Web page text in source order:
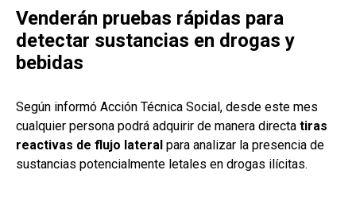
Venderán pruebas rápidas para
detectar sustancias en drogas y
bebidas
Según informó Acción Técnica Social, desde este mes
cualquier persona podrá adquirir de manera directa tiras
reactivas de flujo lateral para analizar la presencia de
sustancias potencialmente letales en drogas ilícitas.